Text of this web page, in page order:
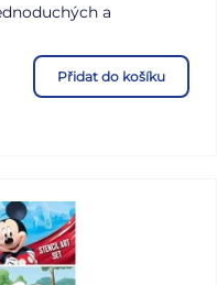
a
Přidat do košíku